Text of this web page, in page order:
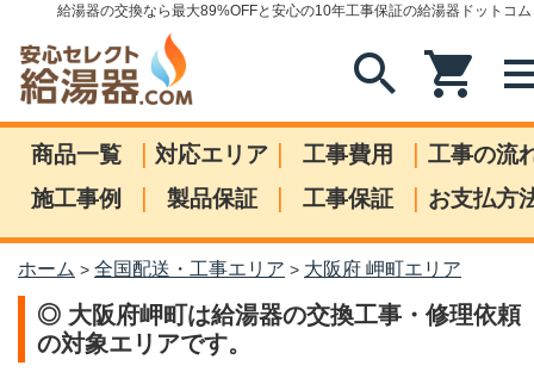
給湯器の交換なら最大89%OFFと安心の10年工事保証の給湯器ドットコム
search shopping_cart
商品一覧 | 対応エリア | 工事費用 | 工事の流
施工事例
| 製品保証 | 工事保証 | お支払方
ホーム > 全国配送・工事エリア > 大阪府 岬町エリア
◎ 大阪府岬町は給湯器の交換工事・修理依頼
の対象エリアです。